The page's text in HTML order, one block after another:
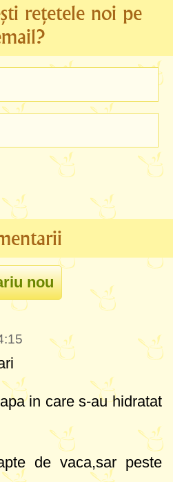
rețetele noi pe
in care s-au hidratat
de vaca,sar peste